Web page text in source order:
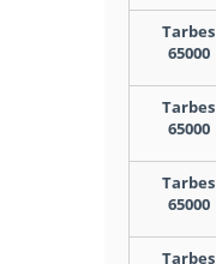
Tarbes
65000
Tarbes
65000
Tarbes
65000
Tarbes